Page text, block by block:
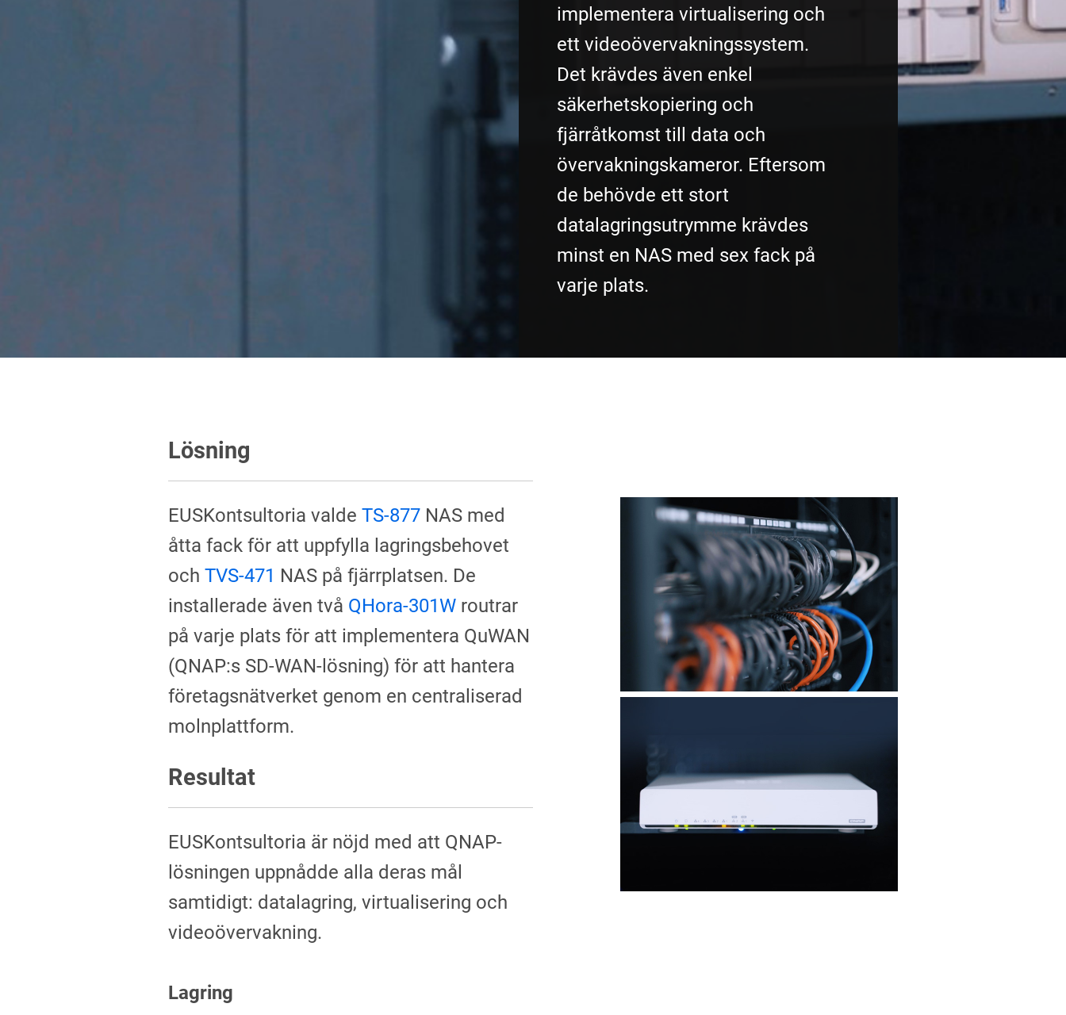
implementera virtualisering och
ett videoövervakningssystem.
Det krävdes även enkel
säkerhetskopiering och
fjärråtkomst till data och
övervakningskameror. Eftersom
de behövde ett stort
datalagringsutrymme krävdes
minst en NAS med sex fack på
varje plats.
Lösning
EUSKontsultoria valde TS-877 NAS med
åtta fack för att uppfylla lagringsbehovet
och TVS-471 NAS på fjärrplatsen. De
installerade även två QHora-301W routrar
på varje plats för att implementera QuWAN
(QNAP:s SD-WAN-lösning) för att hantera
företagsnätverket genom en centraliserad
molnplattform.
Resultat
EUSKontsultoria är nöjd med att QNAP-
lösningen uppnådde alla deras mål
samtidigt: datalagring, virtualisering och
videoövervakning.
Lagring